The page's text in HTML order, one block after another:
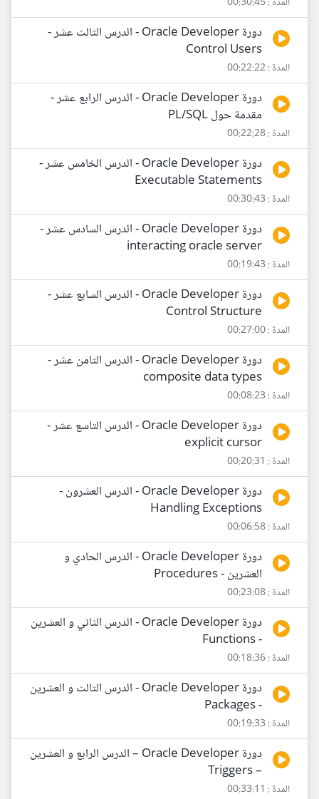
دورة Oracle Developer - الدرس الثالث عشر -
Control Users
المدة : 00:22:22
دورة Oracle Developer - الدرس الرابع عشر -
مقدمة حول PL/SQL
المدة : 00:22:28
دورة Oracle Developer - الدرس الخامس عشر -
Executable Statements
المدة : 00:30:43
دورة Oracle Developer - الدرس السادس عشر -
interacting oracle server
المدة : 00:19:43
دورة Oracle Developer - الدرس السابع عشر -
Control Structure
المدة : 00:27:00
دورة Oracle Developer - الدرس الثامن عشر -
composite data types
المدة : 00:08:23
دورة Oracle Developer - الدرس التاسع عشر -
explicit cursor
المدة : 00:20:31
دورة Oracle Developer - الدرس العشرون -
Handling Exceptions
المدة : 00:06:58
دورة Oracle Developer - الدرس الحادي و
العشرين - Procedures
المدة : 00:23:08
دورة Oracle Developer - الدرس الثاني و العشرين
- Functions
المدة : 00:18:36
دورة Oracle Developer - الدرس الثالث و العشرين
- Packages
المدة : 00:19:33
دورة Oracle Developer – الدرس الرابع و العشرين
– Triggers
المدة : 00:33:11